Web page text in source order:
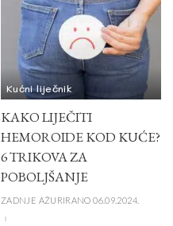
Kućni liječnik
KAKO LIJEČITI
HEMOROIDE KOD KUĆE?
6 TRIKOVA ZA
POBOLJŠANJE
ZADNJE AŽURIRANO 06.09.2024.